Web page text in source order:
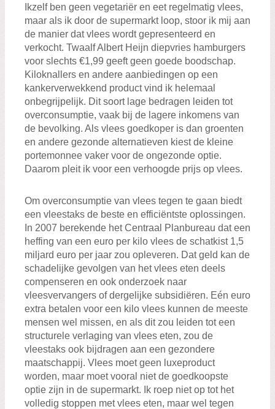
Ikzelf ben geen vegetariër en eet regelmatig vlees,
maar als ik door de supermarkt loop, stoor ik mij aan
de manier dat vlees wordt gepresenteerd en
verkocht. Twaalf Albert Heijn diepvries hamburgers
voor slechts €1,99 geeft geen goede boodschap.
Kiloknallers en andere aanbiedingen op een
kankerverwekkend product vind ik helemaal
onbegrijpelijk. Dit soort lage bedragen leiden tot
overconsumptie, vaak bij de lagere inkomens van
de bevolking. Als vlees goedkoper is dan groenten
en andere gezonde alternatieven kiest de kleine
portemonnee vaker voor de ongezonde optie.
Daarom pleit ik voor een verhoogde prijs op vlees.
Om overconsumptie van vlees tegen te gaan biedt
een vleestaks de beste en efficiëntste oplossingen.
In 2007 berekende het Centraal Planbureau dat een
heffing van een euro per kilo vlees de schatkist 1,5
miljard euro per jaar zou opleveren. Dat geld kan de
schadelijke gevolgen van het vlees eten deels
compenseren en ook onderzoek naar
vleesvervangers of dergelijke subsidiëren. Eén euro
extra betalen voor een kilo vlees kunnen de meeste
mensen wel missen, en als dit zou leiden tot een
structurele verlaging van vlees eten, zou de
vleestaks ook bijdragen aan een gezondere
maatschappij. Vlees moet geen luxeproduct
worden, maar moet vooral niet de goedkoopste
optie zijn in de supermarkt. Ik roep niet op tot het
volledig stoppen met vlees eten, maar wel tegen